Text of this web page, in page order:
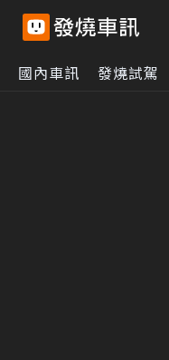
國內車訊 發燒試駕